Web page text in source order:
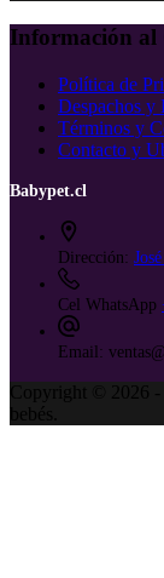
Información al
Política de
Despachos y
Términos y
Contacto y
Babypet.cl
Dirección:
Cel WhatsApp
Email:
Copyright © 2026 -
bebés.